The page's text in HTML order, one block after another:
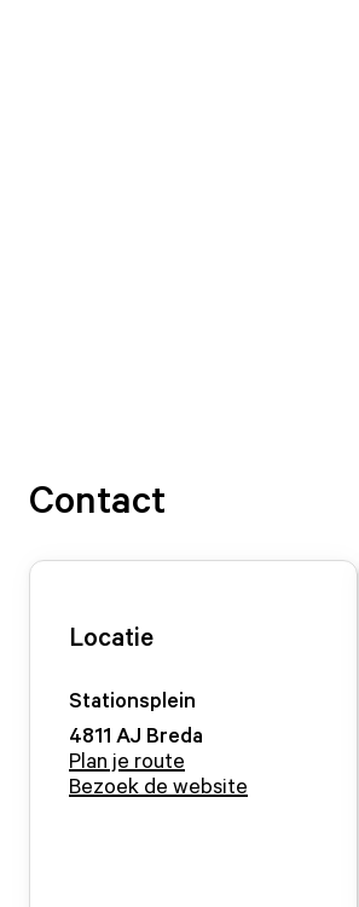
Contact
Locatie
Stationsplein
4811 AJ Breda
Plan je route
Bezoek de website